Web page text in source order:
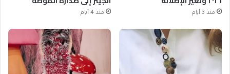
منذ 3 أيام منذ 4 أيام